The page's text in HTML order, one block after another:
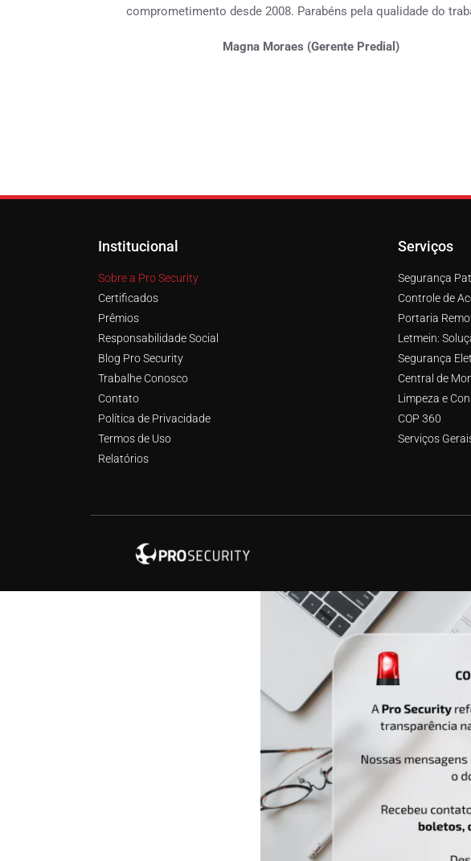
comprometimento desde 2008. Parabéns pela qualidade do
Magna Moraes (Gerente Predial)
Institucional
Sobre a Pro Security
Certificados
Prêmios
Responsabilidade Social
Blog Pro Security
Trabalhe Conosco
Contato
Política de Privacidade
Termos de Uso
Relatórios
Serviços
Segurança
Controle de
Portaria
Letmein:
Segurança
Central de
Limpeza e
COP 360
Serviços